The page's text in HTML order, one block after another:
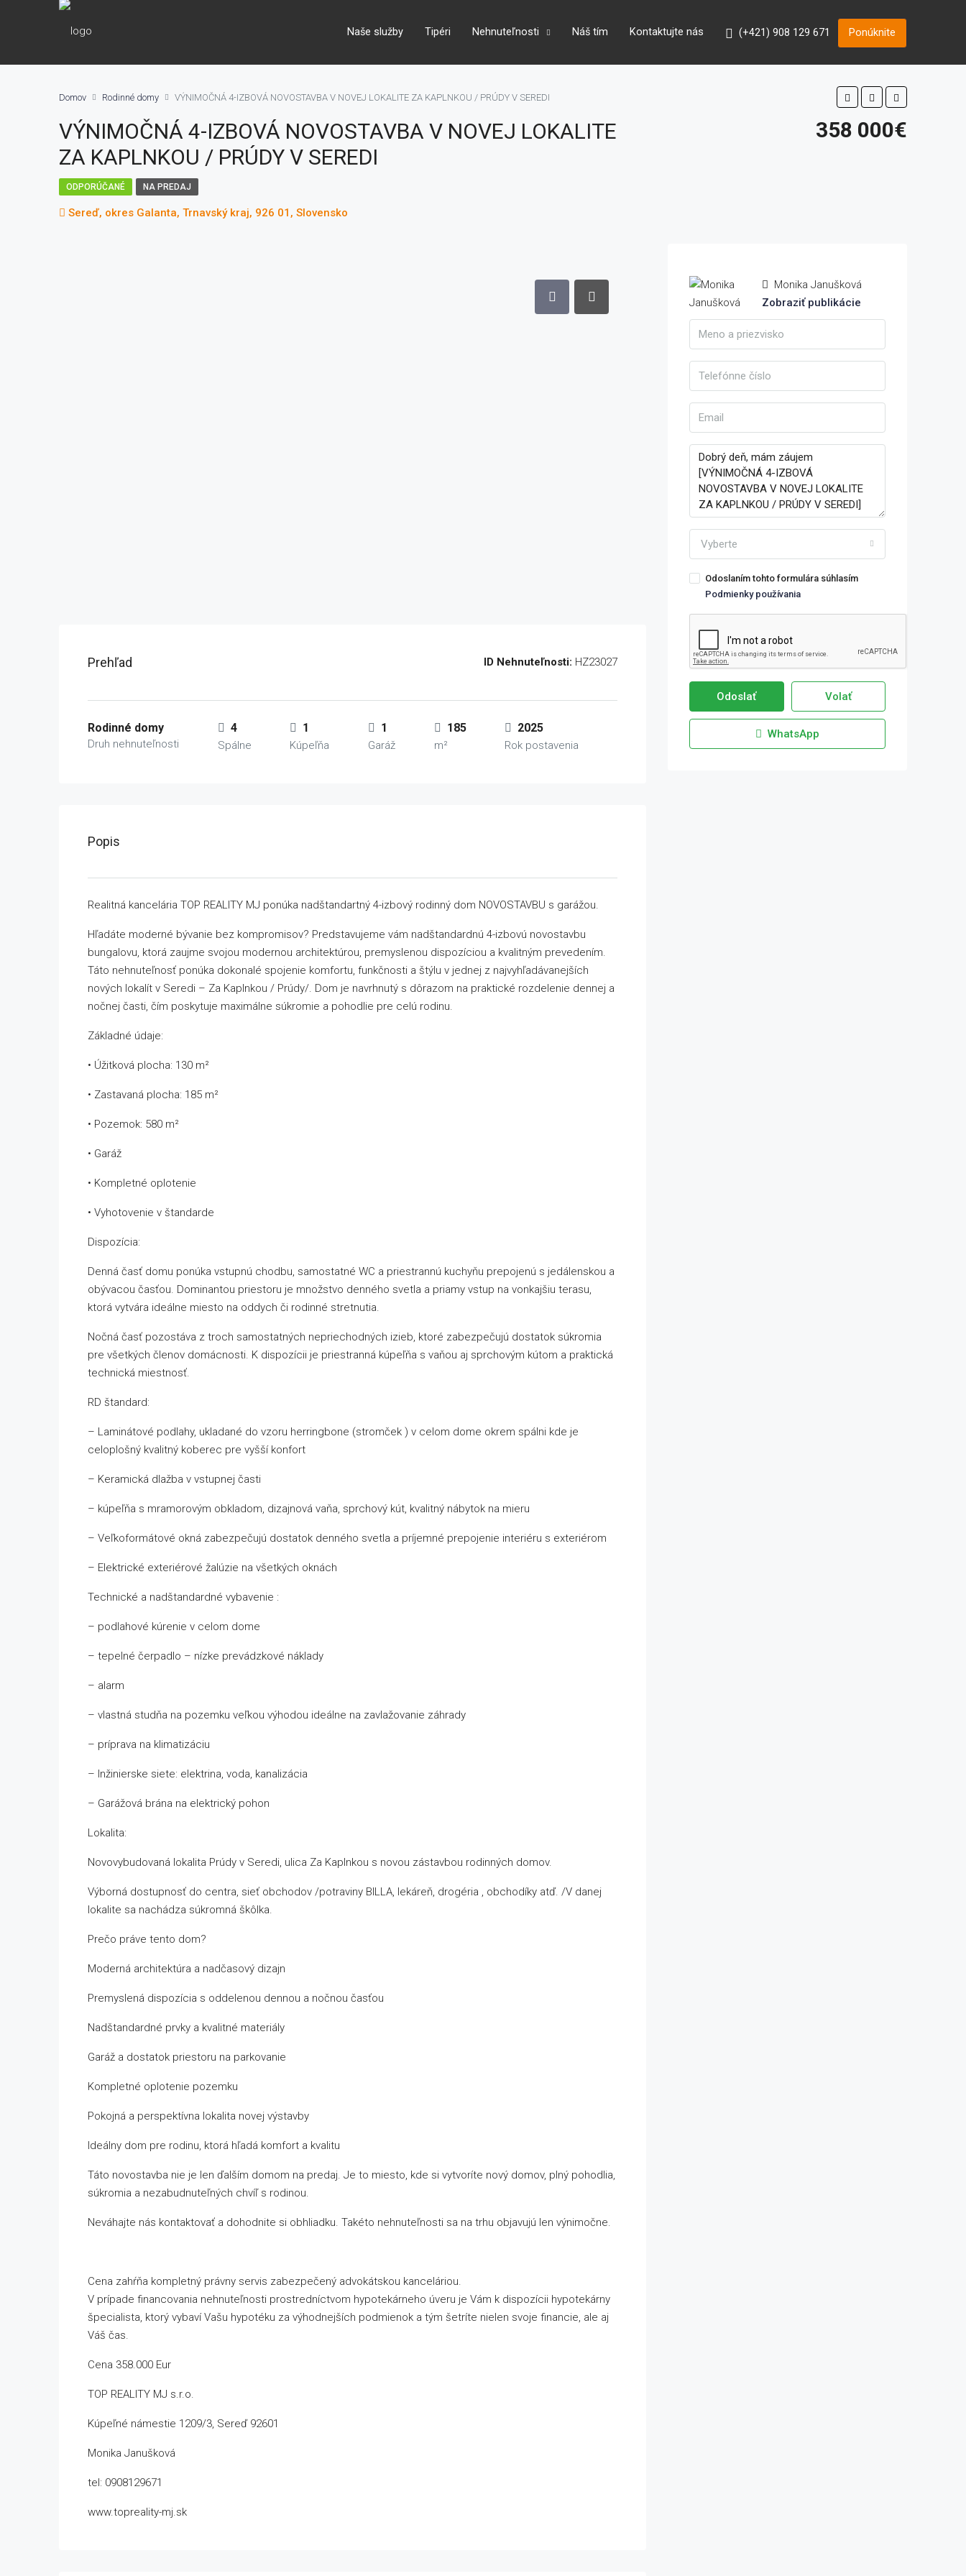
Naše služby Tipéri Nehnuteľnosti Náš tím Kontaktujte nás (+421) 908 129 671 Ponúknite
Domov Rodinné domy VÝNIMOČNÁ 4-IZBOVÁ NOVOSTAVBA V NOVEJ LOKALITE ZA KAPLNKOU / PRÚDY V SEREDI
VÝNIMOČNÁ 4-IZBOVÁ NOVOSTAVBA V NOVEJ LOKALITE
ZA KAPLNKOU / PRÚDY V SEREDI
358 000€
ODPORÚČANÉ NA PREDAJ
Sereď, okres Galanta, Trnavský kraj, 926 01, Slovensko
Prehľad ID Nehnuteľnosti: HZ23027
Rodinné domy
Druh nehnuteľnosti
4
Spálne
1
Kúpeľňa
1
Garáž
185
m²
2025
Rok postavenia
Popis
Realitná kancelária TOP REALITY MJ ponúka nadštandartný 4-izbový rodinný dom NOVOSTAVBU s garážou.
Hľadáte moderné bývanie bez kompromisov? Predstavujeme vám nadštandardnú 4-izbovú novostavbu
bungalovu, ktorá zaujme svojou modernou architektúrou, premyslenou dispozíciou a kvalitným prevedením.
Táto nehnuteľnosť ponúka dokonalé spojenie komfortu, funkčnosti a štýlu v jednej z najvyhľadávanejších
nových lokalít v Seredi – Za Kaplnkou / Prúdy/. Dom je navrhnutý s dôrazom na praktické rozdelenie dennej a
nočnej časti, čím poskytuje maximálne súkromie a pohodlie pre celú rodinu.
Základné údaje:
• Úžitková plocha: 130 m²
• Zastavaná plocha: 185 m²
• Pozemok: 580 m²
• Garáž
• Kompletné oplotenie
• Vyhotovenie v štandarde
Dispozícia:
Denná časť domu ponúka vstupnú chodbu, samostatné WC a priestrannú kuchyňu prepojenú s jedálenskou a
obývacou časťou. Dominantou priestoru je množstvo denného svetla a priamy vstup na vonkajšiu terasu,
ktorá vytvára ideálne miesto na oddych či rodinné stretnutia.
Nočná časť pozostáva z troch samostatných nepriechodných izieb, ktoré zabezpečujú dostatok súkromia
pre všetkých členov domácnosti. K dispozícii je priestranná kúpeľňa s vaňou aj sprchovým kútom a praktická
technická miestnosť.
RD štandard:
– Laminátové podlahy, ukladané do vzoru herringbone (stromček ) v celom dome okrem spálni kde je
celoplošný kvalitný koberec pre vyšší konfort
– Keramická dlažba v vstupnej časti
– kúpeľňa s mramorovým obkladom, dizajnová vaňa, sprchový kút, kvalitný nábytok na mieru
– Veľkoformátové okná zabezpečujú dostatok denného svetla a príjemné prepojenie interiéru s exteriérom
– Elektrické exteriérové žalúzie na všetkých oknách
Technické a nadštandardné vybavenie :
– podlahové kúrenie v celom dome
– tepelné čerpadlo – nízke prevádzkové náklady
– alarm
– vlastná studňa na pozemku veľkou výhodou ideálne na zavlažovanie záhrady
– príprava na klimatizáciu
– Inžinierske siete: elektrina, voda, kanalizácia
– Garážová brána na elektrický pohon
Lokalita:
Novovybudovaná lokalita Prúdy v Seredi, ulica Za Kaplnkou s novou zástavbou rodinných domov.
Výborná dostupnosť do centra, sieť obchodov /potraviny BILLA, lekáreň, drogéria , obchodíky atď. /V danej
lokalite sa nachádza súkromná škôlka.
Prečo práve tento dom?
Moderná architektúra a nadčasový dizajn
Premyslená dispozícia s oddelenou dennou a nočnou časťou
Nadštandardné prvky a kvalitné materiály
Garáž a dostatok priestoru na parkovanie
Kompletné oplotenie pozemku
Pokojná a perspektívna lokalita novej výstavby
Ideálny dom pre rodinu, ktorá hľadá komfort a kvalitu
Táto novostavba nie je len ďalším domom na predaj. Je to miesto, kde si vytvoríte nový domov, plný pohodlia,
súkromia a nezabudnuteľných chvíľ s rodinou.
Neváhajte nás kontaktovať a dohodnite si obhliadku. Takéto nehnuteľnosti sa na trhu objavujú len výnimočne.
Cena zahŕňa kompletný právny servis zabezpečený advokátskou kanceláriou.
V prípade financovania nehnuteľnosti prostredníctvom hypotekárneho úveru je Vám k dispozícii hypotekárny
špecialista, ktorý vybaví Vašu hypotéku za výhodnejších podmienok a tým šetríte nielen svoje financie, ale aj
Váš čas.
Cena 358.000 Eur
TOP REALITY MJ s.r.o.
Kúpeľné námestie 1209/3, Sereď 92601
Monika Janušková
tel: 0908129671
www.topreality-mj.sk
Monika Janušková
Zobraziť publikácie
Vyberte
Odoslaním tohto formulára súhlasím
Podmienky používania
Odoslať Volať
WhatsApp